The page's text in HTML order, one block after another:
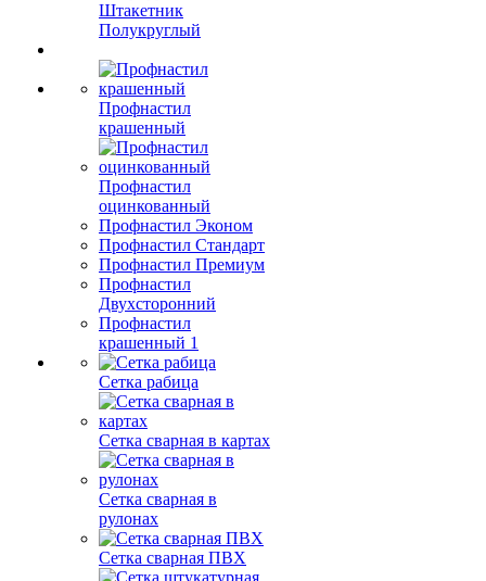
Штакетник
Полукруглый
Профнастил
крашенный
Профнастил
оцинкованный
Профнастил Эконом
Профнастил Стандарт
Профнастил Премиум
Профнастил
Двухсторонний
Профнастил
крашенный 1
Сетка рабица
Сетка сварная в картах
Сетка сварная в
рулонах
Сетка сварная ПВХ